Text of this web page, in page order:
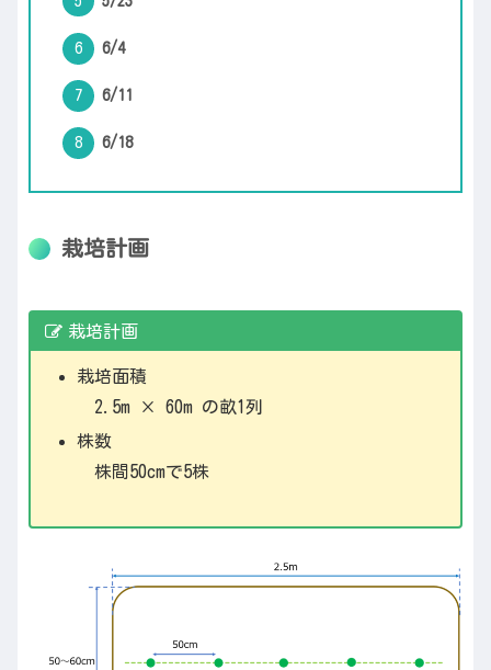
6/4
6/11
6/18
栽培計画
栽培計画
栽培面積
2.5m × 60m の畝1列
株数
株間50cmで5株